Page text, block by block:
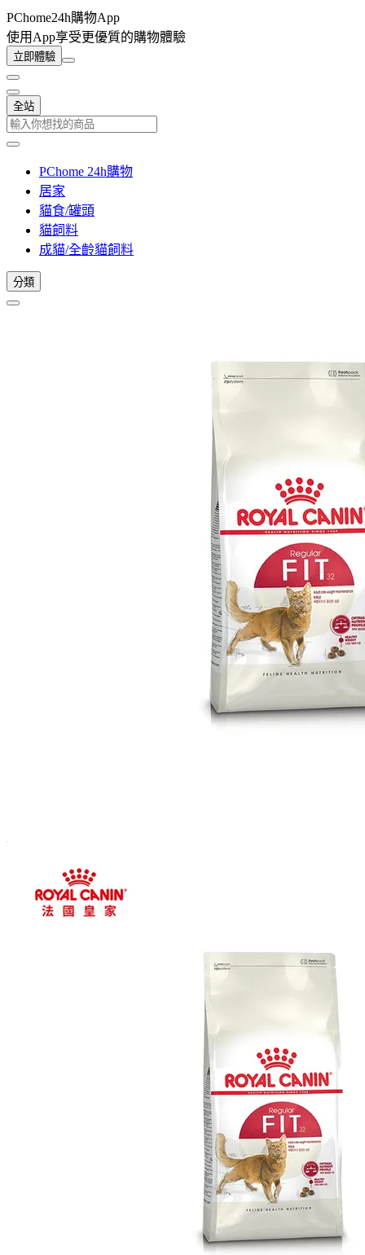
PChome24h購物App
使用App享受更優質的購物體驗
立即體驗
全站
PChome 24h購物
居家
貓食/罐頭
貓飼料
成貓/全齡貓飼料
分類